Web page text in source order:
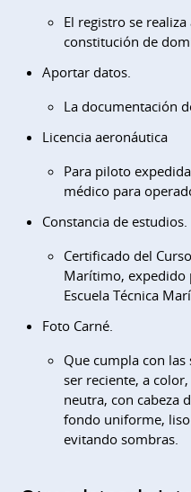
El registro se
constitución de
Aportar datos.
La documentación
Licencia aeronáutica
Para piloto
médico para
Constancia de estudios.
Certificado del
Marítimo, expedido
Escuela Técnica
Foto Carné.
Que cumpla con
ser reciente, a
neutra, con cabeza
fondo uniforme,
evitando sombras.